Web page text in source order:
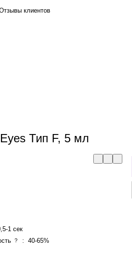
клиентов
Тип F, 5 мл
1 сек
? :
40-65%